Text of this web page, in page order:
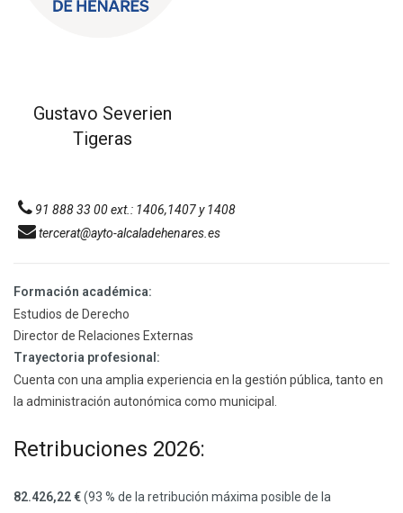
Gustavo Severien
Tigeras
91 888 33 00 ext.: 1406,1407 y 1408
tercerat@ayto-alcaladehenares.es
Formación académica:
Estudios de Derecho
Director de Relaciones Externas
Trayectoria profesional:
Cuenta con una amplia experiencia en la gestión pública, tanto en
la administración autonómica como municipal.
Retribuciones 2026:
82.426,22 €(93 % de la retribución máxima posible de la